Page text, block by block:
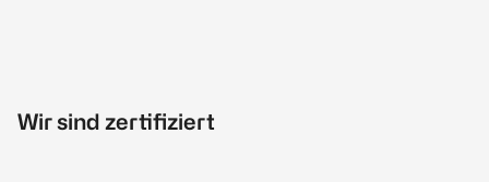
Wir sind zertifiziert